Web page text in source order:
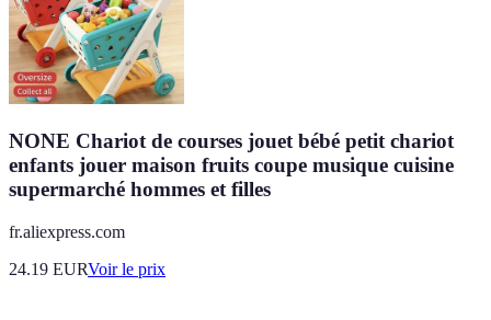
NONE Chariot de courses jouet bébé petit chariot
enfants jouer maison fruits coupe musique cuisine
supermarché hommes et filles
fr.aliexpress.com
24.19 EURVoir le prix